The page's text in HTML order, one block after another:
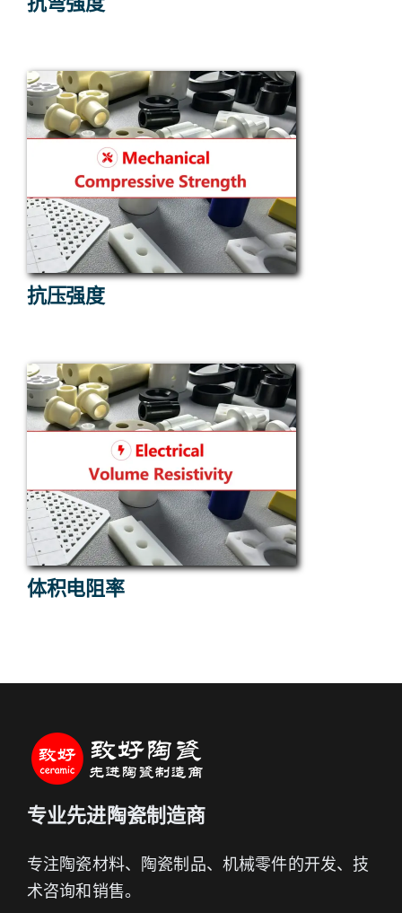
抗压强度
体积电阻率
专业先进陶瓷制造商
专注陶瓷材料、陶瓷制品、机械零件的开发、技
术咨询和销售。